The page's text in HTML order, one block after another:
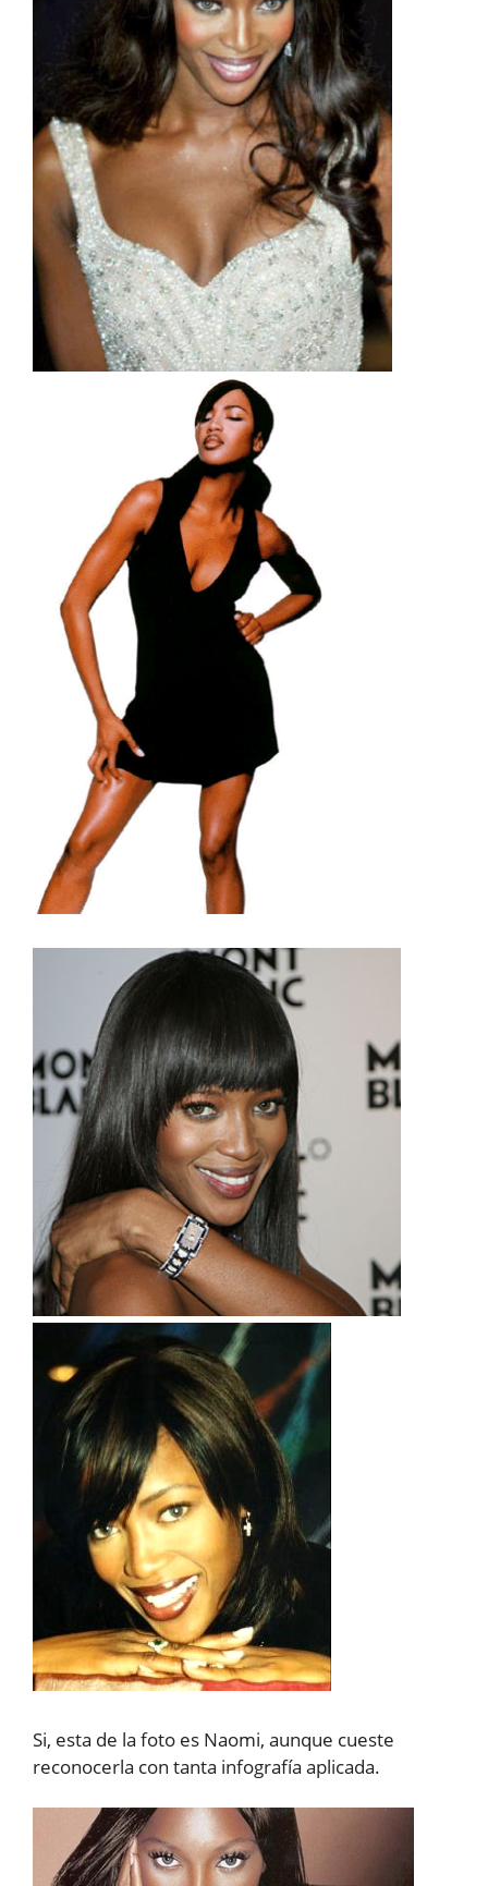
Si, esta de la foto es Naomi, aunque cueste
reconocerla con tanta infografía aplicada.